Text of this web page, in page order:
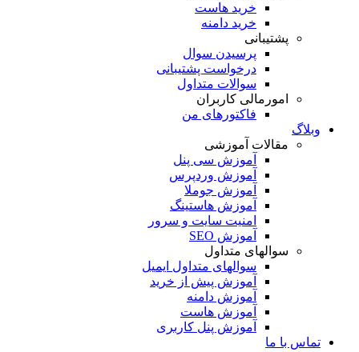
خرید هاست
خرید دامنه
پشتیبانی
پرسیدن سوال
درخواست پشتیبانی
سوالات متداول
امورمالی کاربران
فاکتورهای من
وبلاگ
مقالات آموزشی
آموزش سی پنل
آموزش وردپرس
آموزش جوملا
آموزش هاستینگ
امنیت سایت و سرور
آموزش SEO
سوالهای متداول
سوالهای متداول ایمیل
آموزش پیش از خرید
آموزش دامنه
آموزش هاست
آموزش پنل کاربری
تماس با ما